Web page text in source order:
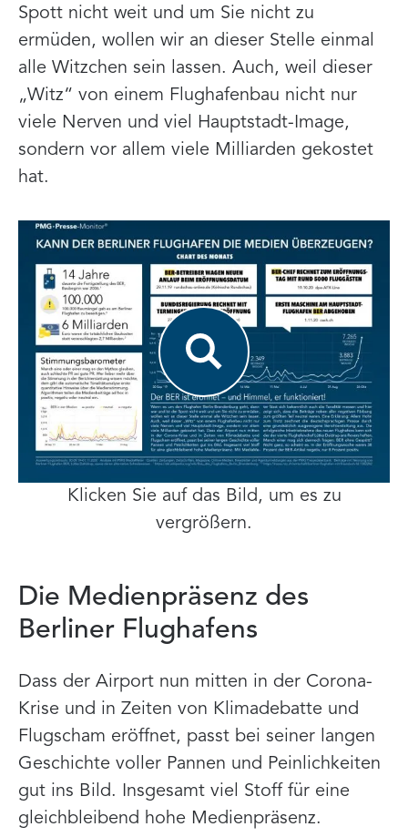
Spott nicht weit und um Sie nicht zu
ermüden, wollen wir an dieser Stelle einmal
alle Witzchen sein lassen. Auch, weil dieser
„Witz“ von einem Flughafenbau nicht nur
viele Nerven und viel Hauptstadt-Image,
sondern vor allem viele Milliarden gekostet
hat.
Klicken Sie auf das Bild, um es zu
vergrößern.
Die Medienpräsenz des
Berliner Flughafens
Dass der Airport nun mitten in der Corona-
Krise und in Zeiten von Klimadebatte und
Flugscham eröffnet, passt bei seiner langen
Geschichte voller Pannen und Peinlichkeiten
gut ins Bild. Insgesamt viel Stoff für eine
gleichbleibend hohe Medienpräsenz.